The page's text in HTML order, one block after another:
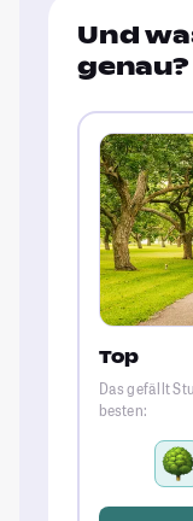
Und
genau?
Top
Das gefällt
besten: